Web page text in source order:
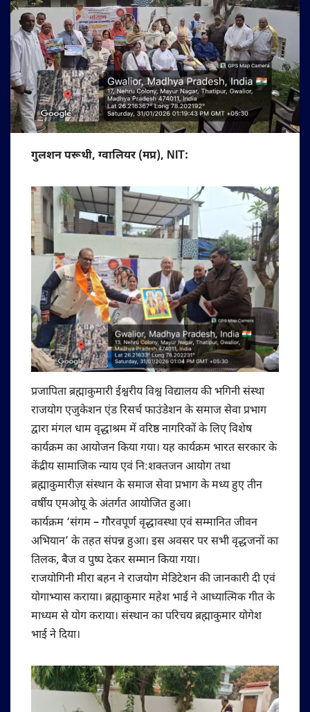
गुलशन परूथी, ग्वालियर (मप्र), NIT:
प्रजापिता ब्रह्माकुमारी ईश्वरीय विश्व विद्यालय की भगिनी संस्था
राजयोग एजुकेशन एंड रिसर्च फाउंडेशन के समाज सेवा प्रभाग
द्वारा मंगल धाम वृद्धाश्रम में वरिष्ठ नागरिकों के लिए विशेष
कार्यक्रम का आयोजन किया गया। यह कार्यक्रम भारत सरकार के
केंद्रीय सामाजिक न्याय एवं नि:शक्तजन आयोग तथा
ब्रह्माकुमारीज़ संस्थान के समाज सेवा प्रभाग के मध्य हुए तीन
वर्षीय एमओयू के अंतर्गत आयोजित हुआ।
कार्यक्रम ‘संगम – गौरवपूर्ण वृद्धावस्था एवं सम्मानित जीवन
अभियान’ के तहत संपन्न हुआ। इस अवसर पर सभी वृद्धजनों का
तिलक, बैज व पुष्प देकर सम्मान किया गया।
राजयोगिनी मीरा बहन ने राजयोग मेडिटेशन की जानकारी दी एवं
योगाभ्यास कराया। ब्रह्माकुमार महेश भाई ने आध्यात्मिक गीत के
माध्यम से योग कराया। संस्थान का परिचय ब्रह्माकुमार योगेश
भाई ने दिया।